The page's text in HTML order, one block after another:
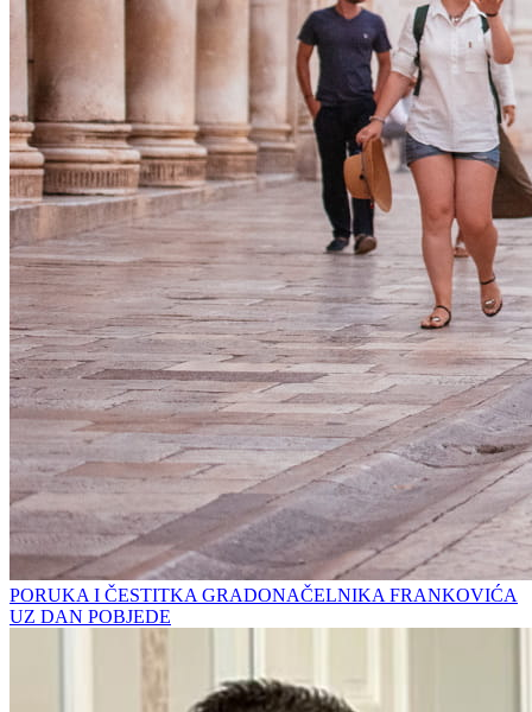
PORUKA I ČESTITKA GRADONAČELNIKA FRANKOVIĆA
UZ DAN POBJEDE